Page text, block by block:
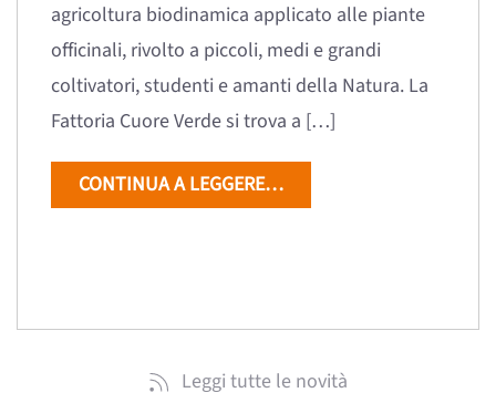
agricoltura biodinamica applicato alle piante
officinali, rivolto a piccoli, medi e grandi
coltivatori, studenti e amanti della Natura. La
Fattoria Cuore Verde si trova a […]
CONTINUA A LEGGERE…
Leggi tutte le novità